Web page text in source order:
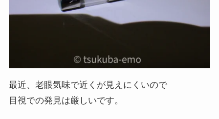
最近、老眼気味で近くが見えにくいので
目視での発見は厳しいです。